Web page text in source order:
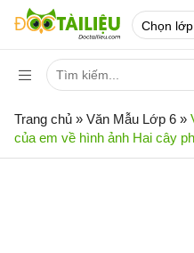
Trang chủ » Văn Mẫu Lớp 6 »
của em về hình ảnh Hai cây